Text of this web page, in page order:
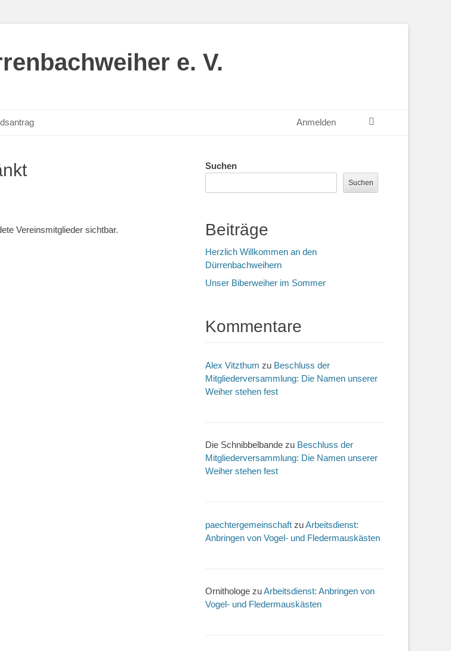
e. V.
Anmelden
Vereinsmitglieder sichtbar.
Suchen
Suchen
Beiträge
Herzlich Willkommen an den
Dürrenbachweihern
Unser Biberweiher im Sommer
Kommentare
Alex Vitzthum zu Beschluss der
Mitgliederversammlung: Die Namen unserer
Weiher stehen fest
Die Schnibbelbande zu Beschluss der
Mitgliederversammlung: Die Namen unserer
Weiher stehen fest
paechtergemeinschaft zuArbeitsdienst:
Anbringen von Vogel- und Fledermauskästen
Ornithologe zuArbeitsdienst: Anbringen von
Vogel- und Fledermauskästen